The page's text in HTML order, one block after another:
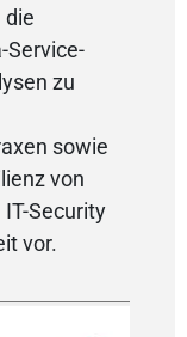
die
Service-
zu
sowie
von
Security
vor.